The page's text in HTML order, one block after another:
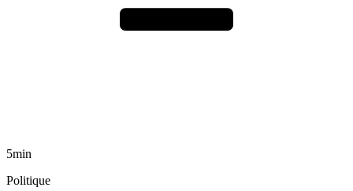
5min
Politique